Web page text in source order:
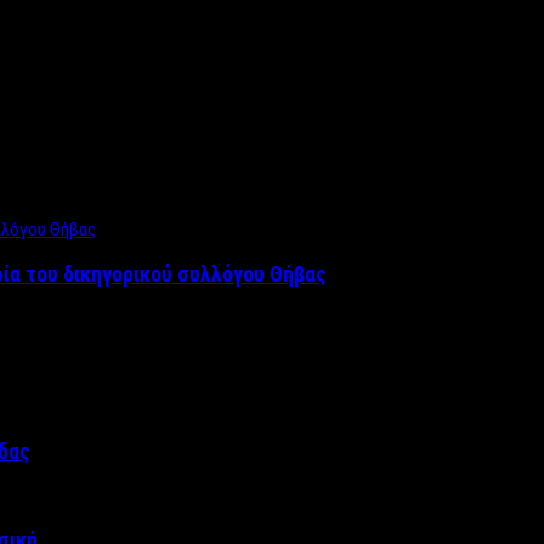
του δικηγορικού συλλόγου Θήβας